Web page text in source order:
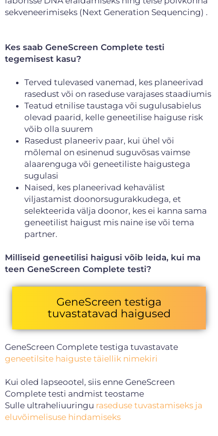
sekveneerimiseks (Next Generation Sequencing) .
Kes saab GeneScreen Complete testi
tegemisest kasu?
Terved tulevased vanemad, kes planeerivad
rasedust või on raseduse varajases staadiumis
Teatud etnilise taustaga või sugulusabielus
olevad paarid, kelle geneetilise haiguse risk
võib olla suurem
Rasedust planeeriv paar, kui ühel või
mõlemal on esinenud suguvõsas vaimse
alaarenguga või geneetiliste haigustega
sugulasi
Naised, kes planeerivad kehavälist
viljastamist doonorsugurakkudega, et
selekteerida välja doonor, kes ei kanna sama
geneetilist haigust mis naine ise või tema
partner.
Milliseid geneetilisi haigusi võib leida, kui ma
teen GeneScreen Complete testi?
GeneScreen testiga
tuvastatavad haigused
GeneScreen Complete testiga tuvastavate
geneetilsite haiguste täiellik nimekiri
Kui oled lapseootel, siis enne GeneScreen
Complete testi andmist teostame
Sulle ultraheliuuringu raseduse tuvastamiseks ja
eluvõimelisuse hindamiseks